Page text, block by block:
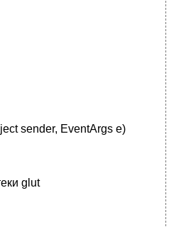
sender, EventArgs e)
glut